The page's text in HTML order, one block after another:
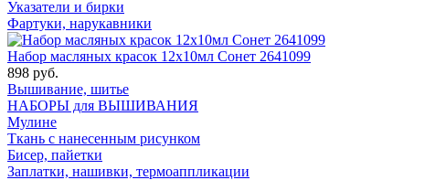
Указатели и бирки
Фартуки, нарукавники
Набор масляных красок 12х10мл Сонет 2641099
898 руб.
Вышивание, шитье
НАБОРЫ для ВЫШИВАНИЯ
Мулине
Ткань с нанесенным рисунком
Бисер, пайетки
Заплатки, нашивки, термоаппликации